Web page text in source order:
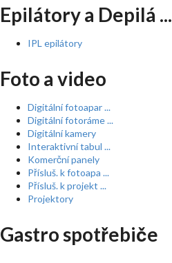
Epilátory a Depilá ...
IPL epilátory
Foto a video
Digitální fotoapar ...
Digitální fotoráme ...
Digitální kamery
Interaktivní tabul ...
Komerční panely
Přísluš. k fotoapa ...
Přísluš. k projekt ...
Projektory
Gastro spotřebiče